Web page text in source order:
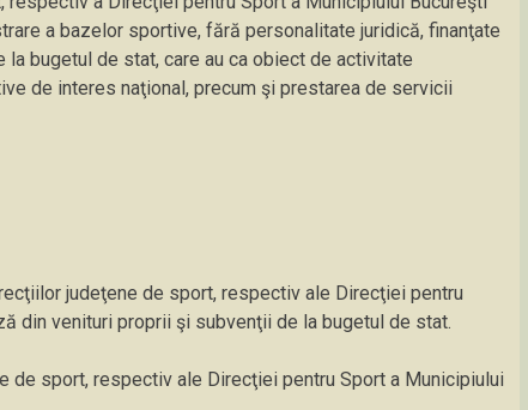
a bazelor sportive, fără personalitate juridică, finanţate
bugetul de stat, care au ca obiect de activitate
de interes naţional, precum şi prestarea de servicii
judeţene de sport, respectiv ale Direcţiei pentru
din venituri proprii şi subvenţii de la bugetul de stat.
de sport, respectiv ale Direcţiei pentru Sport a Municipiului